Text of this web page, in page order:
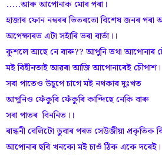
.....আৰু আপোনাক মোৰ পৰা।
হাজাৰ ফোন নম্বৰৰ ভিতৰতো বিশেষ জনৰ
অপেক্ষাৰত এটা সহাঁৰি ভৰা বাৰ্তা।।
কুশলে আছে নে বাৰু?? আপুনি তথা আপোনাৰ
মই বিহীনতাই আৱৰা আজি আপোনাৰেই চৌপাশ।
সৰা পাতেও উচূপে চাগে মই নথকাৰ দুঃখত
আপুনিও ফেঁকুৰি ফেঁকুৰি কান্দিছে নেকি বাৰু
সৰা পাতৰ বিননিত।।
ৰান্ধনী বেলিটো ডুবাৰ পৰত সেউজীয়া প্ৰকৃতিক
আপোনাৰ ছবি খনকো মই চাওঁ ঠিক একে দৰেই।